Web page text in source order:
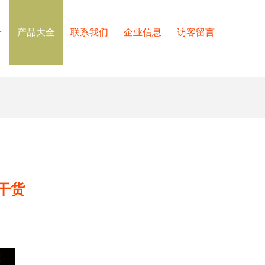
产品大全 联系我们 企业信息 访客留言
货